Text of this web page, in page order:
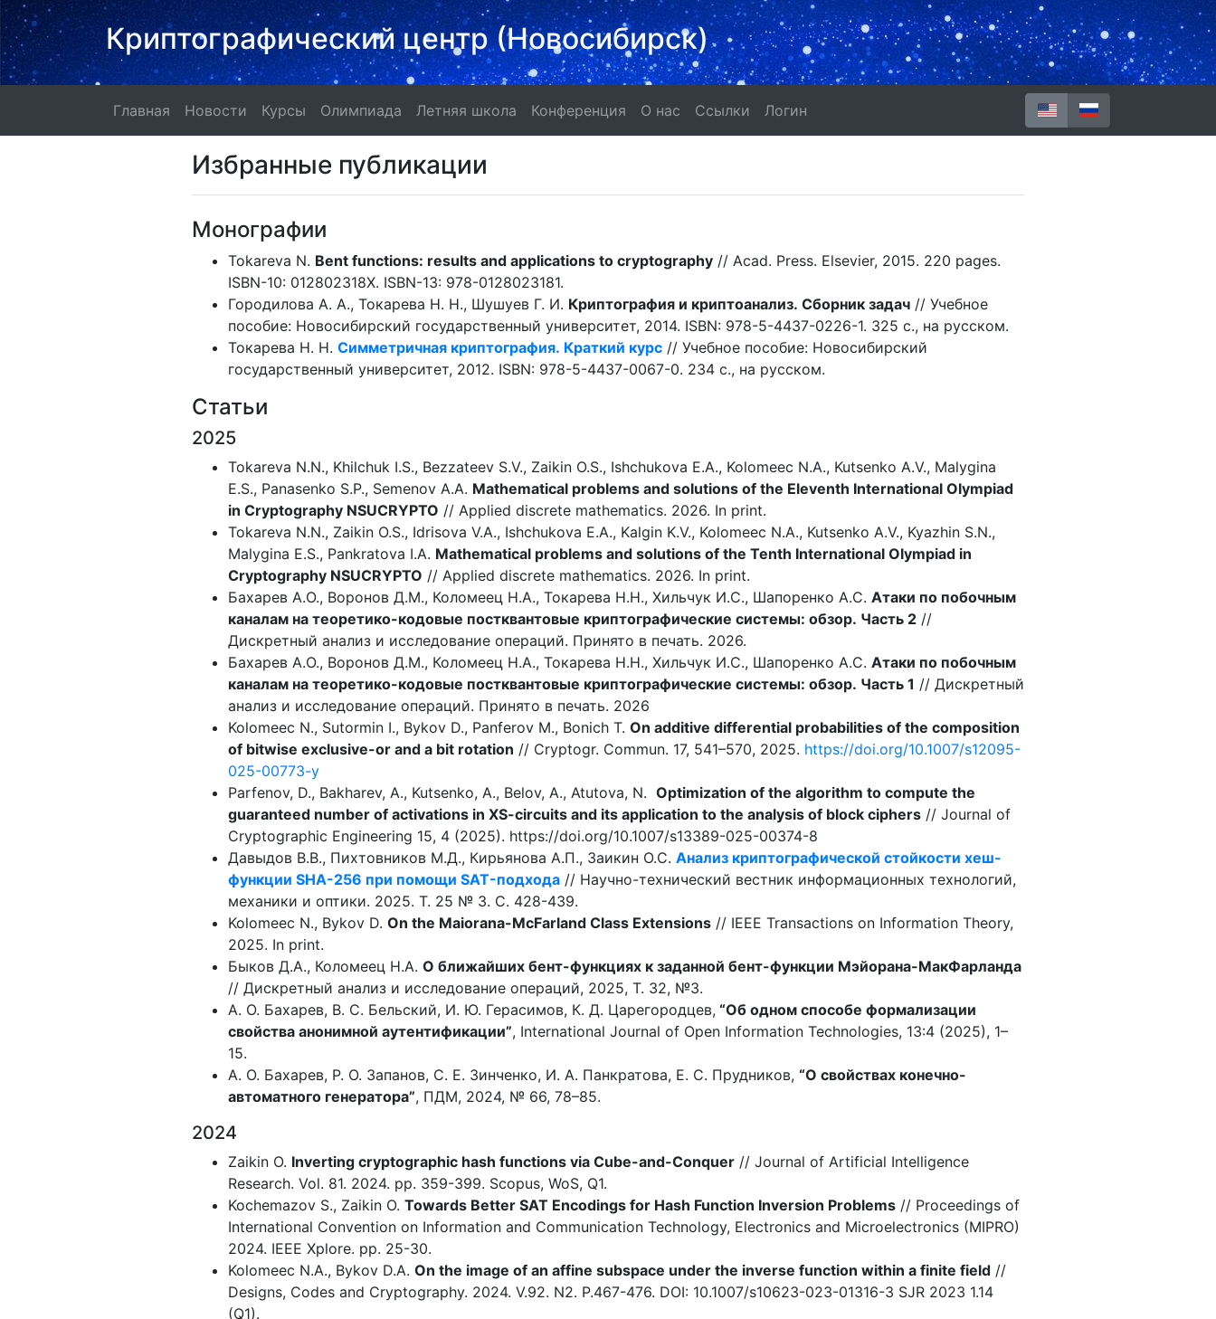
Криптографический центр (Новосибирск)
Главная Главная
Новости Новости
Курсы Курсы
Олимпиада Олимпиада
Летняя школа Летняя школа
Конференция Конференция
О нас О нас
Ссылки Ссылки
Логин
Избранные публикации
Монографии
Tokareva N. Bent functions: results and applications to cryptography // Acad. Press. Elsevier, 2015. 220 pages.
ISBN-10: 012802318X. ISBN-13: 978-0128023181.
Городилова А. А., Токарева Н. Н., Шушуев Г. И. Криптография и криптоанализ. Сборник задач // Учебное
пособие: Новосибирский государственный университет, 2014. ISBN: 978-5-4437-0226-1. 325 с., на русском.
Токарева Н. Н. Симметричная криптография. Краткий курс // Учебное пособие: Новосибирский
государственный университет, 2012. ISBN: 978-5-4437-0067-0. 234 с., на русском.
Статьи
2025
Tokareva N.N., Khilchuk I.S., Bezzateev S.V., Zaikin O.S., Ishchukova E.A., Kolomeec N.A., Kutsenko A.V., Malygina
E.S., Panasenko S.P., Semenov A.A. Mathematical problems and solutions of the Eleventh International Olympiad
in Cryptography NSUCRYPTO // Applied discrete mathematics. 2026. In print.
Tokareva N.N., Zaikin O.S., Idrisova V.A., Ishchukova E.A., Kalgin K.V., Kolomeec N.A., Kutsenko A.V., Kyazhin S.N.,
Malygina E.S., Pankratova I.A. Mathematical problems and solutions of the Tenth International Olympiad in
Cryptography NSUCRYPTO // Applied discrete mathematics. 2026. In print.
Бахарев А.О., Воронов Д.М., Коломеец Н.А., Токарева Н.Н., Хильчук И.С., Шапоренко А.С. Атаки по побочным
каналам на теоретико-кодовые постквантовые криптографические системы: обзор. Часть 2 //
Дискретный анализ и исследование операций. Принято в печать. 2026.
Бахарев А.О., Воронов Д.М., Коломеец Н.А., Токарева Н.Н., Хильчук И.С., Шапоренко А.С. Атаки по побочным
каналам на теоретико-кодовые постквантовые криптографические системы: обзор. Часть 1 // Дискретный
анализ и исследование операций. Принято в печать. 2026
Kolomeec N., Sutormin I., Bykov D., Panferov M., Bonich T. On additive differential probabilities of the composition
of bitwise exclusive-or and a bit rotation // Cryptogr. Commun. 17, 541–570, 2025. https://doi.org/10.1007/s12095-
025-00773-y
Parfenov, D., Bakharev, A., Kutsenko, A., Belov, A., Atutova, N. Optimization of the algorithm to compute the
guaranteed number of activations in XS-circuits and its application to the analysis of block ciphers // Journal of
Cryptographic Engineering 15, 4 (2025). https://doi.org/10.1007/s13389-025-00374-8
Давыдов В.В., Пихтовников М.Д., Кирьянова А.П., Заикин О.С. Анализ криптографической стойкости хеш-
функции SHA-256 при помощи SAT-подхода // Научно-технический вестник информационных технологий,
механики и оптики. 2025. Т. 25 № 3. С. 428-439.
Kolomeec N., Bykov D. On the Maiorana-McFarland Class Extensions // IEEE Transactions on Information Theory,
2025. In print.
Быков Д.А., Коломеец Н.А. О ближайших бент-функциях к заданной бент-функции Мэйорана-МакФарланда
// Дискретный анализ и исследование операций, 2025, Т. 32, №3.
А. О. Бахарев, В. С. Бельский, И. Ю. Герасимов, К. Д. Царегородцев, “Об одном способе формализации
свойства анонимной аутентификации”, International Journal of Open Information Technologies, 13:4 (2025), 1–
15.
А. О. Бахарев, Р. О. Запанов, С. Е. Зинченко, И. А. Панкратова, Е. С. Прудников, “О свойствах конечно-
автоматного генератора”, ПДМ, 2024, № 66, 78–85.
2024
Zaikin O. Inverting cryptographic hash functions via Cube-and-Conquer // Journal of Artificial Intelligence
Research. Vol. 81. 2024. pp. 359-399. Scopus, WoS, Q1.
Kochemazov S., Zaikin O. Towards Better SAT Encodings for Hash Function Inversion Problems // Proceedings of
International Convention on Information and Communication Technology, Electronics and Microelectronics (MIPRO)
2024. IEEE Xplore. pp. 25-30.
Kolomeec N.A., Bykov D.A. On the image of an affine subspace under the inverse function within a finite field //
Designs, Codes and Cryptography. 2024. V.92. N2. P.467-476. DOI: 10.1007/s10623-023-01316-3 SJR 2023 1.14
(Q1).